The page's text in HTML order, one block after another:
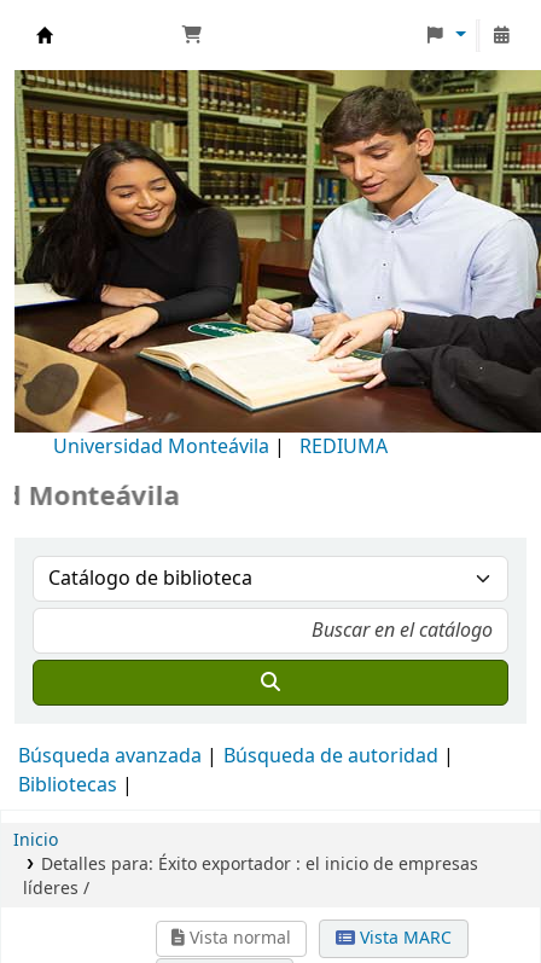
Biblioteca Universidad Monteávila
Universidad Monteávila | REDIUMA
Búsqueda avanzada
Búsqueda de autoridad
Bibliotecas
Inicio
Detalles para: Éxito exportador : el inicio de empresas
líderes /
Vista normal
Vista MARC